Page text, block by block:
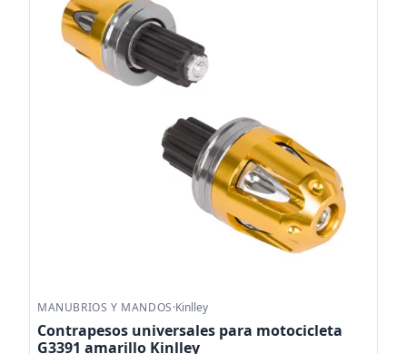
MANUBRIOS Y MANDOS·Kinlley
Contrapesos universales para motocicleta
G3391 amarillo Kinlley